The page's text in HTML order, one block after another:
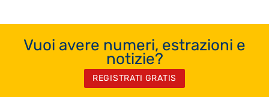
Vuoi avere numeri, estrazioni e
notizie?
REGISTRATI GRATIS